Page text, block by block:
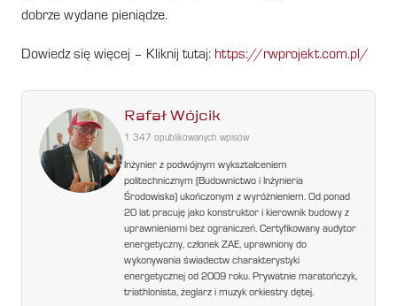
dobrze wydane pieniądze.
Dowiedz się więcej – Kliknij tutaj: https://rwprojekt.com.pl/
Rafał Wójcik
1 347 opublikowanych wpisów
Inżynier z podwójnym wykształceniem
politechnicznym (Budownictwo i Inżynieria
Środowiska) ukończonym z wyróżnieniem. Od ponad
20 lat pracuję jako konstruktor i kierownik budowy z
uprawnieniami bez ograniczeń. Certyfikowany audytor
energetyczny, członek ZAE, uprawniony do
wykonywania świadectw charakterystyki
energetycznej od 2009 roku. Prywatnie maratończyk,
triathlonista, żeglarz i muzyk orkiestry dętej.